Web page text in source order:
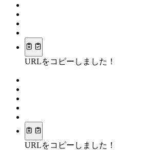
URLをコピーしました！
URLをコピーしました！